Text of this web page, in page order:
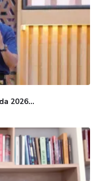
2026...